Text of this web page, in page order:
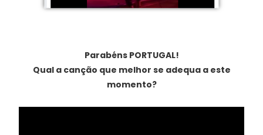
Parabéns PORTUGAL!
Qual a canção que melhor se adequa a este
momento?